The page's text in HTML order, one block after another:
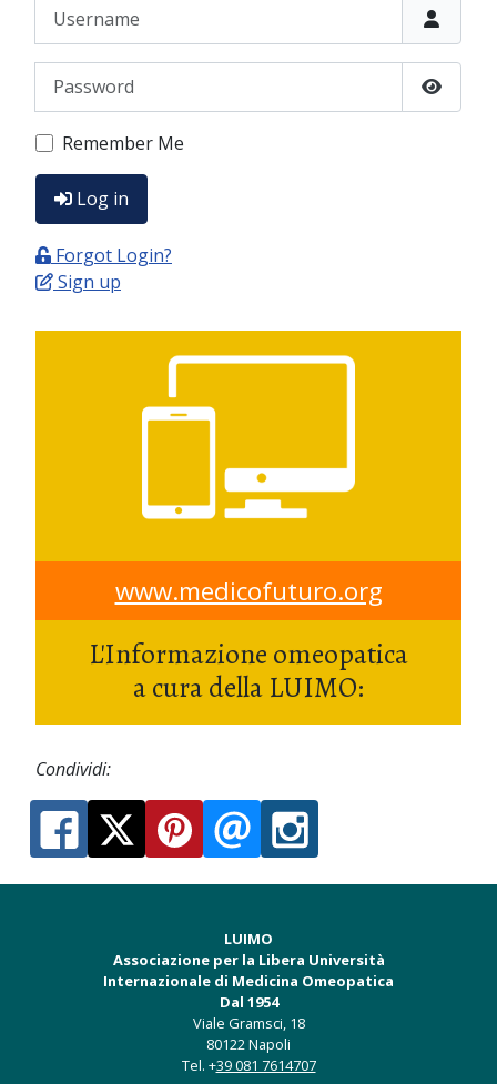
Username
Password
Show
Remember Me
Log in
Forgot Login?
Sign up
www.medicofuturo.org
L'Informazione omeopatica
a cura della LUIMO:
Condividi:
LUIMO
Associazione per la Libera Università
Internazionale di Medicina Omeopatica
Dal 1954
Viale Gramsci, 18
80122 Napoli
Tel. +39 081 7614707